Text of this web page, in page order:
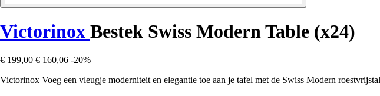
Victorinox Bestek Swiss Modern Table (x24)
€ 199,00 € 160,06 -20%
Victorinox Voeg een vleugje moderniteit en elegantie toe aan je tafel met de Swiss Modern